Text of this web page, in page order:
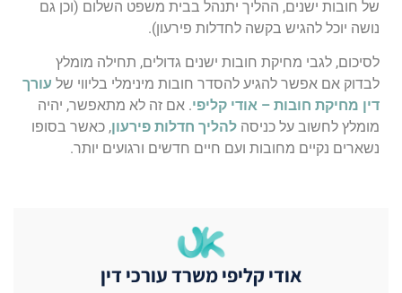
של חובות ישנים, ההליך יתנהל בבית משפט השלום (וכן גם
נושה יוכל להגיש בקשה לחדלות פירעון).
לסיכום, לגבי מחיקת חובות ישנים גדולים, תחילה מומלץ
לבדוק אם אפשר להגיע להסדר חובות מינימלי בליווי שלעורך
דין מחיקת חובות – אודי קליפי. אם זה לא מתאפשר, יהיה
מומלץ לחשוב על כניסהלהליך חדלות פירעון, כאשר בסופו
נשארים נקיים מחובות ועם חיים חדשים ורגועים יותר.
אודי קליפי משרד עורכי דין